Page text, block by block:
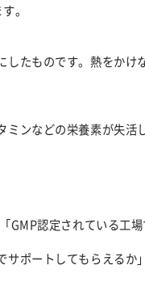
。
たものです。熱をか
ンなどの栄養素が失
認定されている工
ポートしてもらえるか